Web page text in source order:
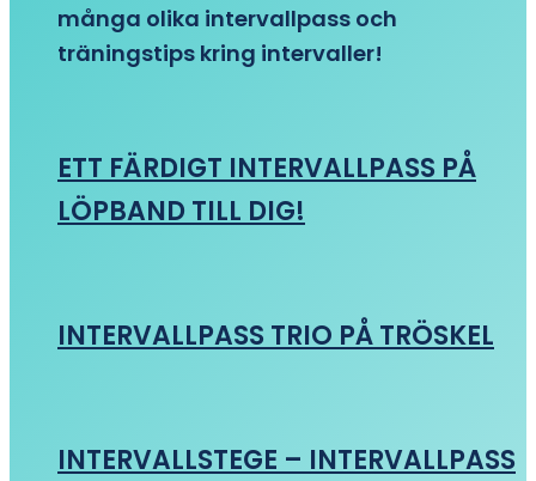
många olika intervallpass och
träningstips kring intervaller!
ETT FÄRDIGT INTERVALLPASS PÅ
LÖPBAND TILL DIG!
INTERVALLPASS TRIO PÅ TRÖSKEL
INTERVALLSTEGE – INTERVALLPASS